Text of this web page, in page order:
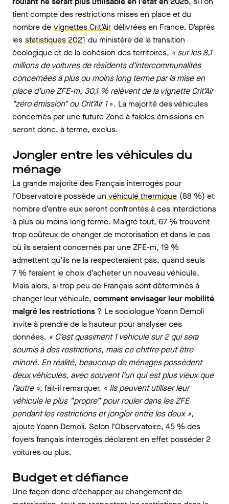
tient compte des restrictions mises en place et du
nombre de vignettes Crit’Air délivrées en France. D’après
les statistiques 2021 du ministère de la transition
écologique et de la cohésion des territoires, « sur les 8,1
millions de voitures de résidents d’intercommunalités
concernées à plus ou moins long terme par la mise en
place d’une ZFE-m, 30,1 % relèvent de la vignette Crit’Air
"zéro émission" ou Crit’Air 1». La majorité des véhicules
concernés par une future Zone à faibles émissions en
seront donc, à terme, exclus.
Jongler entre les véhicules du
ménage
La grande majorité des Français interrogés pour
l’Observatoire possède un véhicule thermique (88 %) et
nombre d’entre eux seront confrontés à ces interdictions
à plus ou moins long terme. Malgré tout, 67 % trouvent
trop coûteux de changer de motorisation et dans le cas
où ils seraient concernés par une ZFE-m, 19 %
admettent qu’ils ne la respecteraient pas, quand seuls
7 % feraient le choix d’acheter un nouveau véhicule.
Mais alors, si trop peu de Français sont déterminés à
changer leur véhicule, comment envisager leur mobilité
malgré les restrictions ? Le sociologue Yoann Demoli
invite à prendre de la hauteur pour analyser ces
données. « C’est quasiment 1 véhicule sur 2 qui sera
soumis à des restrictions, mais ce chiffre peut être
minoré. En réalité, beaucoup de ménages possèdent
deux véhicules, avec souvent l’un qui est plus vieux que
l’autre », fait-il remarquer. « Ils peuvent utiliser leur
véhicule le plus ”propre” pour rouler dans les ZFE
pendant les restrictions et jongler entre les deux »,
ajoute Yoann Demoli. Selon l’Observatoire, 45 % des
foyers français interrogés déclarent en effet posséder 2
voitures ou plus.
Budget et défiance
Une façon donc d’échapper au changement de